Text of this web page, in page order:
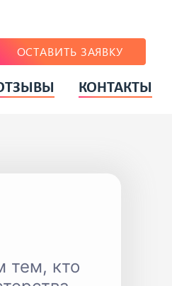
ОСТАВИТЬ ЗАЯВКУ
КОНТАКТЫ
тем, кто